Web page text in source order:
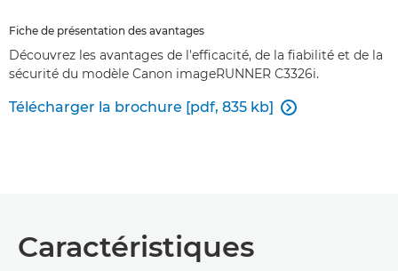
Fiche de présentation des avantages
Découvrez les avantages de l'efficacité, de la fiabilité et de la
sécurité du modèle Canon imageRUNNER C3326i.
Télécharger la brochure [pdf, 835 kb] 
Caractéristiques